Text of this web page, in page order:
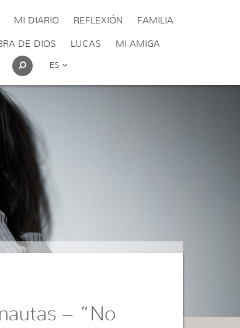
MI DIARIO REFLEXIÓN FAMILIA
DE DIOS LUCAS MI AMIGA
ES
– “No